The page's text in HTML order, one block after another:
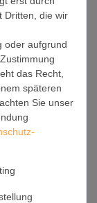
um die
zu
geben
einen
mit der
Ihr
Dritten, die wir
oder aufgrund
das Recht,
späteren
Sie unser